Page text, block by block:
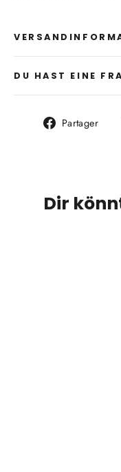
DU HAST EINE
Partager
Dir